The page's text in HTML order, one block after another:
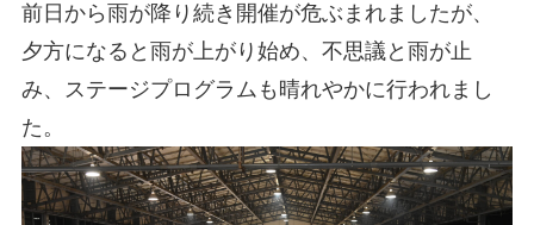
前日から雨が降り続き開催が危ぶまれましたが、
夕方になると雨が上がり始め、不思議と雨が止
み、ステージプログラムも晴れやかに行われまし
た。